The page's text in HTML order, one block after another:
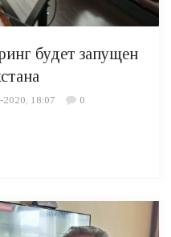
будет запущен
2020, 18:07 0